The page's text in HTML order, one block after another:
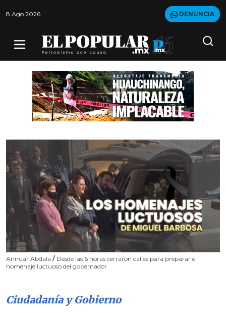
8 Ago 2026 DENUNCIA
Annuar Abdala / Desde las 6 horas cerraron calles para preparar el
homenaje luctuoso del gobernador
Ciudadanía y Gobierno